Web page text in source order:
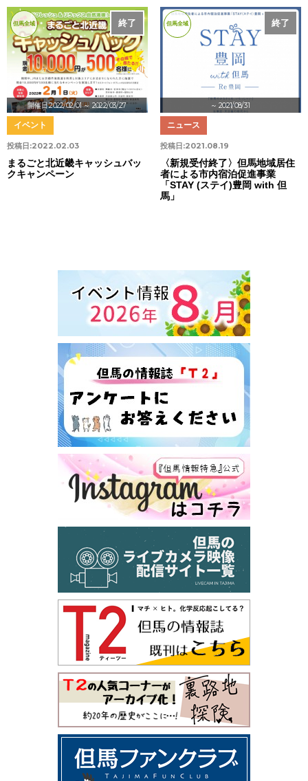
開催日:2022/02/01～ 2022/03/27
終了
但馬全域
投稿日:2022.02.03
イベント
まるごと北近畿キャッシュバッ
クキャンペーン
～ 2021/08/31
終了
但馬全域
投稿日:2021.08.19
ニュース
〈新規受付終了〉但馬地域居住
者による市内宿泊促進事業
「STAY (ステイ)豊岡 with 但
馬」